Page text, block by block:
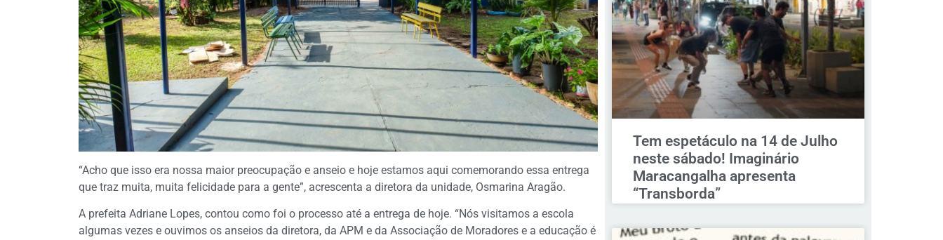
“Acho que isso era nossa maior preocupação e anseio e hoje estamos aqui comemorando essa entrega
que traz muita, muita felicidade para a gente”, acrescenta a diretora da unidade, Osmarina Aragão.
A prefeita Adriane Lopes, contou como foi o processo até a entrega de hoje. “Nós visitamos a escola
algumas vezes e ouvimos os anseios da diretora, da APM e da Associação de Moradores e a educação é
Tem espetáculo na 14 de Julho
neste sábado! Imaginário
Maracangalha apresenta
“Transborda”